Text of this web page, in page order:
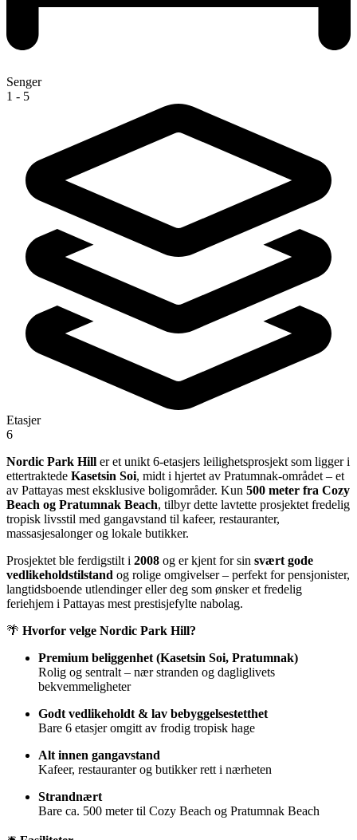
Senger
1 - 5
Etasjer
6
Nordic Park Hill er et unikt 6-etasjers leilighetsprosjekt som ligger i
ettertraktede Kasetsin Soi, midt i hjertet av Pratumnak-området – et
av Pattayas mest eksklusive boligområder. Kun 500 meter fra Cozy
Beach og Pratumnak Beach, tilbyr dette lavtette prosjektet fredelig
tropisk livsstil med gangavstand til kafeer, restauranter,
massasjesalonger og lokale butikker.
Prosjektet ble ferdigstilt i 2008 og er kjent for sin svært gode
vedlikeholdstilstand og rolige omgivelser – perfekt for pensjonister,
langtidsboende utlendinger eller deg som ønsker et fredelig
feriehjem i Pattayas mest prestisjefylte nabolag.
🌴 Hvorfor velge Nordic Park Hill?
Premium beliggenhet (Kasetsin Soi, Pratumnak)
Rolig og sentralt – nær stranden og dagliglivets
bekvemmeligheter
Godt vedlikeholdt & lav bebyggelsestetthet
Bare 6 etasjer omgitt av frodig tropisk hage
Alt innen gangavstand
Kafeer, restauranter og butikker rett i nærheten
Strandnært
Bare ca. 500 meter til Cozy Beach og Pratumnak Beach